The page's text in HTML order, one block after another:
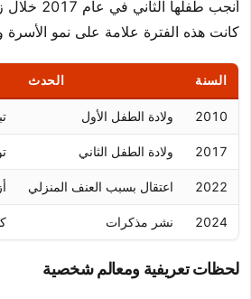
أنجب طفلها
كانت هذه الفترة علامة على نمو الأسرة
السنة الحدث
2010 ولادة الطفل الأول
2017 ولادة الطفل الثاني
2022 اعتقال بسبب العنف المنزلي
2024 نشر مذكرات
لحظات تعريفية ومعالم شخصية